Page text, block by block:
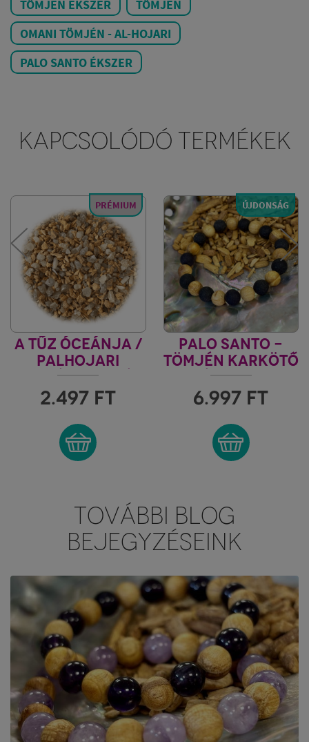
TÖMJÉN ÉKSZER
TÖMJÉN
OMANI TÖMJÉN - AL-HOJARI
PALO SANTO ÉKSZER
KAPCSOLÓDÓ TERMÉKEK
PRÉMIUM
A TŰZ ÓCEÁNJA /
PALHOJARI
TÖMJÉNKEVERÉK
2.497 FT
ÚJDONSÁG
PALO SANTO -
TÖMJÉN KARKÖTŐ
VÉDELEM 1.
6.997 FT
TOVÁBBI BLOG
BEJEGYZÉSEINK